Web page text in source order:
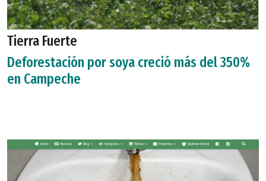
Tierra Fuerte
Deforestación por soya creció más del 350%
en Campeche